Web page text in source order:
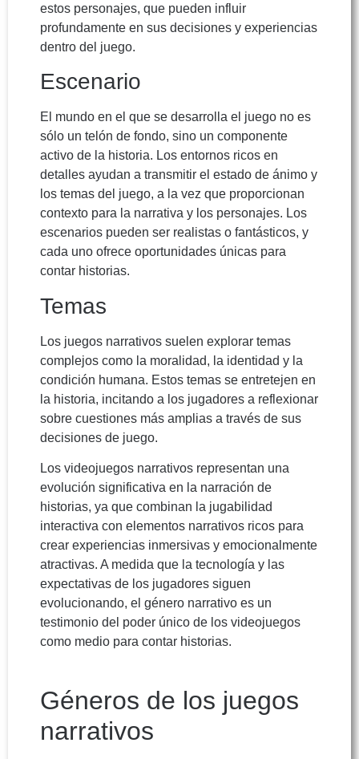
estos personajes, que pueden influir
profundamente en sus decisiones y experiencias
dentro del juego.
Escenario
El mundo en el que se desarrolla el juego no es
sólo un telón de fondo, sino un componente
activo de la historia. Los entornos ricos en
detalles ayudan a transmitir el estado de ánimo y
los temas del juego, a la vez que proporcionan
contexto para la narrativa y los personajes. Los
escenarios pueden ser realistas o fantásticos, y
cada uno ofrece oportunidades únicas para
contar historias.
Temas
Los juegos narrativos suelen explorar temas
complejos como la moralidad, la identidad y la
condición humana. Estos temas se entretejen en
la historia, incitando a los jugadores a reflexionar
sobre cuestiones más amplias a través de sus
decisiones de juego.
Los videojuegos narrativos representan una
evolución significativa en la narración de
historias, ya que combinan la jugabilidad
interactiva con elementos narrativos ricos para
crear experiencias inmersivas y emocionalmente
atractivas. A medida que la tecnología y las
expectativas de los jugadores siguen
evolucionando, el género narrativo es un
testimonio del poder único de los videojuegos
como medio para contar historias.
Géneros de los juegos
narrativos